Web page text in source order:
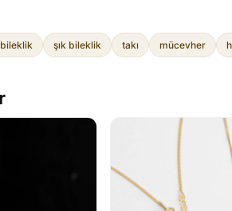
şık bileklik takı mücevher